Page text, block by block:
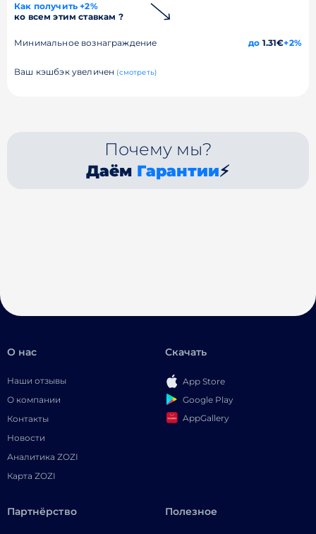
Как получить +2%
ко всем этим ставкам ?
Минимальное вознаграждение до 1.31€+2%
Ваш кэшбэк увеличен (смотреть)
Почему мы?
Даём Гарантии⚡
О нас
Наши отзывы
О компании
Контакты
Новости
Аналитика ZOZI
Карта ZOZI
Скачать
App Store
Google Play
AppGallery
Партнёрство Полезное